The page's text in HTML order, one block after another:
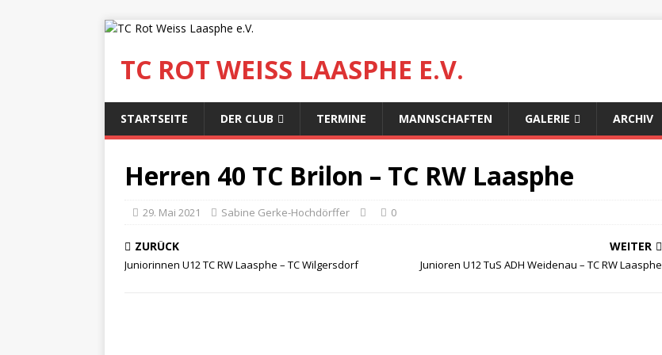
TC ROT WEISS LAASPHE E.V.
STARTSEITE DER CLUB TERMINE MANNSCHAFTEN GALERIE ARCHIV
Herren 40 TC Brilon – TC RW Laasphe
29. Mai 2021 Sabine Gerke-Hochdörffer 0
ZURÜCK
Juniorinnen U12 TC RW Laasphe – TC Wilgersdorf
WEITER
Junioren U12 TuS ADH Weidenau – TC RW Laasphe